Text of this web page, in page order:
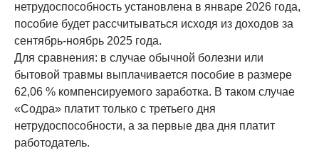
нетрудоспособность установлена в январе 2026 года,
пособие будет рассчитываться исходя из доходов за
сентябрь-ноябрь 2025 года.
Для сравнения: в случае обычной болезни или
бытовой травмы выплачивается пособие в размере
62,06 % компенсируемого заработка. В таком случае
«Содра» платит только с третьего дня
нетрудоспособности, а за первые два дня платит
работодатель.